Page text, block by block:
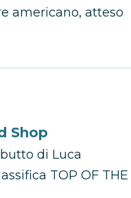
americano, atteso
Shop
di Luca
TOP OF THE